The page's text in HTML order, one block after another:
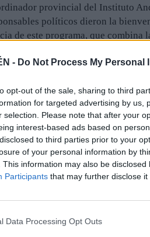
- Do Not Process My Personal
opt-out of the sale, sharing to third
for targeted advertising by us,
selection. Please note that after your
interest-based ads based on
to third parties prior to your
of your personal information by
This information may also be
Participants that may further disclose it
Data Processing Opt Outs
provincial del Instituto
políticos dieron la
de este programa, que combina
El presupuesto del programa
el resto por el IAJ. Los asistentes
Simeón Oliver, donde
parte de las iniciativas de tipo
Arqueología durará hasta el 11
ocasión, el número de
diferentes puntos del territorio
—Almería, Córdoba, Jaén y
de Ermita Nueva, una fábrica de
Oliva. Además se han
en la que conocerán sus
talleres de temática variada.